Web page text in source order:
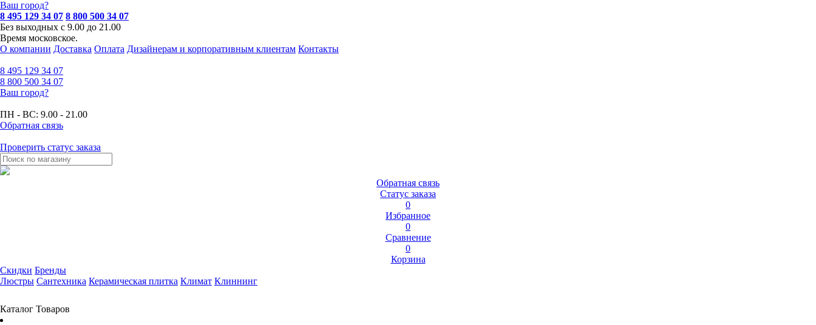
Ваш город?
8 495 129 34 07 8 800 500 34 07
Без выходных с 9.00 до 21.00
Время московское.
О компании Доставка Оплата Дизайнерам и корпоративным клиентам Контакты
8 495 129 34 07
8 800 500 34 07
Ваш город?
ПН - ВС: 9.00 - 21.00
Обратная связь
Проверить статус заказа
Обратная связь
Статус заказа
0
Избранное
0
Сравнение
0
Корзина
Скидки Бренды
Люстры Сантехника Керамическая плитка Климат Клиннинг
Каталог Товаров